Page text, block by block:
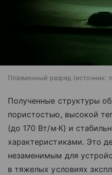
Плазменный разряд источник:
Полученные структуры
пористостью, высокой
(до 170 Вт/м·К) и
характеристиками. Это
незаменимым для
в тяжелых условиях